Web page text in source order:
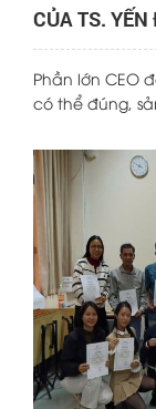
CỦA TS. YẾN
Phần lớn CEO
có thể đúng,
nhà lãnh đạo
sự theo góc
“chức năng hỗ
chính là hệ